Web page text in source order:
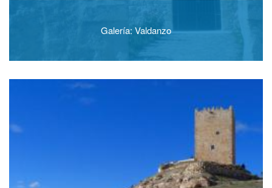
Galería: Valdanzo